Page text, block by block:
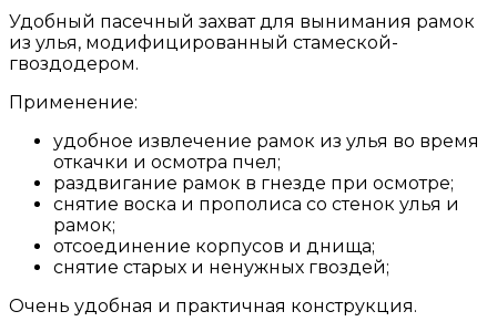
Удобный пасечный захват для вынимания рамок
из улья, модифицированный стамеской-
гвоздодером.
Применение:
удобное извлечение рамок из улья во время
откачки и осмотра пчел;
раздвигание рамок в гнезде при осмотре;
снятие воска и прополиса со стенок улья и
рамок;
отсоединение корпусов и днища;
снятие старых и ненужных гвоздей;
Очень удобная и практичная конструкция.